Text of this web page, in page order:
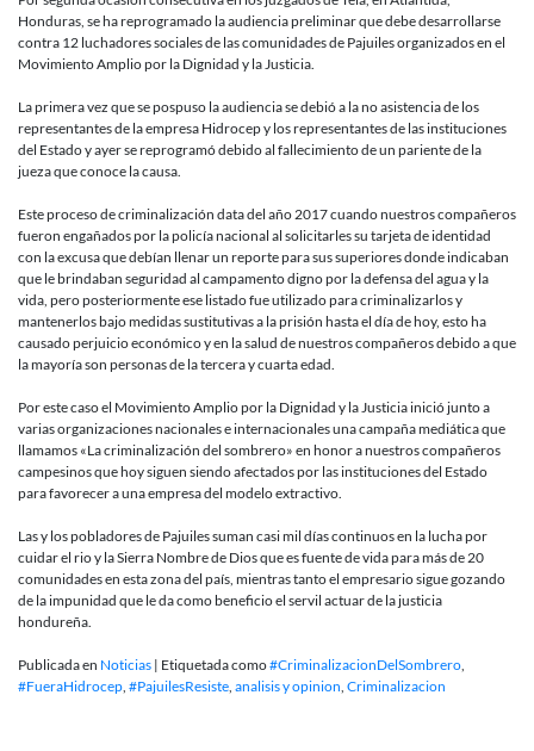
por
la
en
Honduras
Honduras, se ha reprogramado la audiencia preliminar que debe desarrollarse
contra 12 luchadores sociales de las comunidades de Pajuiles organizados en el
Movimiento Amplio por la Dignidad y la Justicia.
La primera vez que se pospuso la audiencia se debió a la no asistencia de los
representantes de la empresa Hidrocep y los representantes de las instituciones
del Estado y ayer se reprogramó debido al fallecimiento de un pariente de la
jueza que conoce la causa.
Este proceso de criminalización data del año 2017 cuando nuestros compañeros
fueron engañados por la policía nacional al solicitarles su tarjeta de identidad
con la excusa que debían llenar un reporte para sus superiores donde indicaban
que le brindaban seguridad al campamento digno por la defensa del agua y la
vida, pero posteriormente ese listado fue utilizado para criminalizarlos y
mantenerlos bajo medidas sustitutivas a la prisión hasta el día de hoy, esto ha
causado perjuicio económico y en la salud de nuestros compañeros debido a que
la mayoría son personas de la tercera y cuarta edad.
Por este caso el Movimiento Amplio por la Dignidad y la Justicia inició junto a
varias organizaciones nacionales e internacionales una campaña mediática que
llamamos «La criminalización del sombrero» en honor a nuestros compañeros
campesinos que hoy siguen siendo afectados por las instituciones del Estado
para favorecer a una empresa del modelo extractivo.
Las y los pobladores de Pajuiles suman casi mil días continuos en la lucha por
cuidar el rio y la Sierra Nombre de Dios que es fuente de vida para más de 20
comunidades en esta zona del país, mientras tanto el empresario sigue gozando
de la impunidad que le da como beneficio el servil actuar de la justicia
hondureña.
Publicada en Noticias | Etiquetada como#CriminalizacionDelSombrero
#FueraHidrocep #PajuilesResiste analisis y opinion Criminalizacion